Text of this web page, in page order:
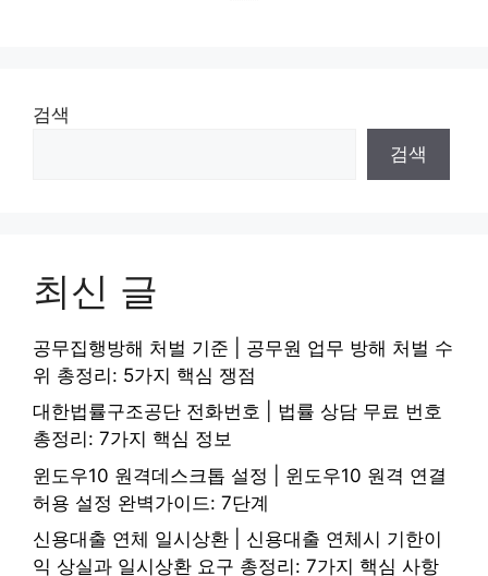
검색
검색
최신 글
공무집행방해 처벌 기준 | 공무원 업무 방해 처벌 수
위 총정리: 5가지 핵심 쟁점
대한법률구조공단 전화번호 | 법률 상담 무료 번호
총정리: 7가지 핵심 정보
윈도우10 원격데스크톱 설정 | 윈도우10 원격 연결
허용 설정 완벽가이드: 7단계
신용대출 연체 일시상환 | 신용대출 연체시 기한이
익 상실과 일시상환 요구 총정리: 7가지 핵심 사항